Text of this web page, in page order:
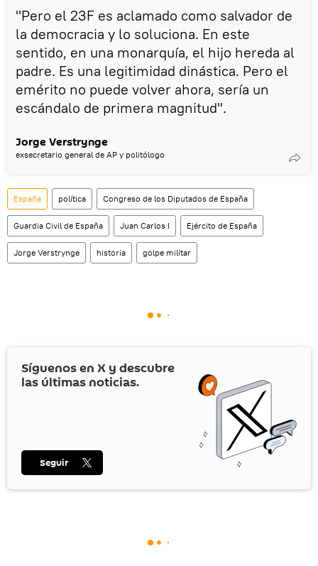
"Pero el 23F es aclamado como salvador de
la democracia y lo soluciona. En este
sentido, en una monarquía, el hijo hereda al
padre. Es una legitimidad dinástica. Pero el
emérito no puede volver ahora, sería un
escándalo de primera magnitud".
Jorge Verstrynge
exsecretario general de AP y politólogo
España política Congreso de los Diputados de España
Guardia Civil de España Juan Carlos I Ejército de España
Jorge Verstrynge historia golpe militar
Síguenos en X y descubre
las últimas noticias.
Seguir